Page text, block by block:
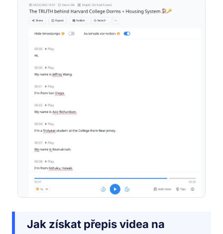
Jak získat přepis videa na